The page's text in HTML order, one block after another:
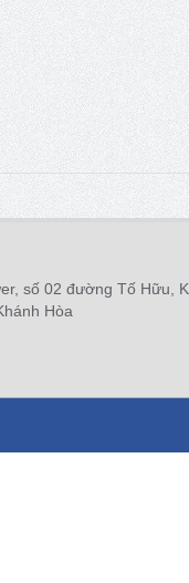
số 02 đường Tố Hữu,
Hòa